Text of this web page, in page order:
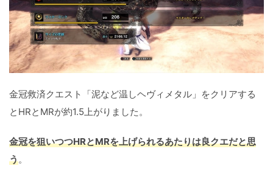
金冠救済クエスト「泥など温しヘヴィメタル」をクリアする
とHRとMRが約1.5上がりました。
金冠を狙いつつHRとMRを上げられるあたりは良クエだと思
う。